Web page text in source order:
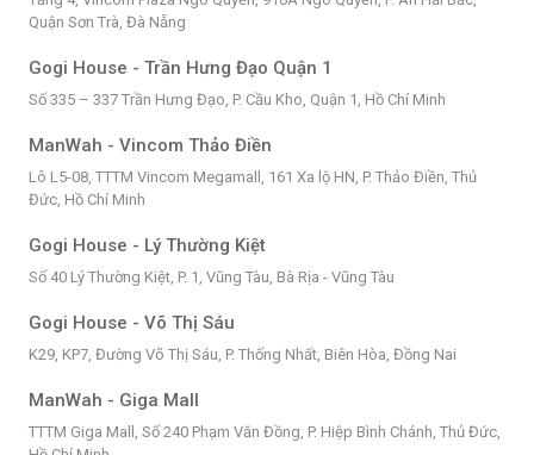
Quận Sơn Trà, Đà Nẵng
Gogi House - Trần Hưng Đạo Quận 1
Số 335 – 337 Trần Hưng Đạo, P. Cầu Kho, Quận 1, Hồ Chí Minh
ManWah - Vincom Thảo Điền
Lô L5-08, TTTM Vincom Megamall, 161 Xa lộ HN, P. Thảo Điền, Thủ
Đức, Hồ Chí Minh
Gogi House - Lý Thường Kiệt
Số 40 Lý Thường Kiệt, P. 1, Vũng Tàu, Bà Rịa - Vũng Tàu
Gogi House - Võ Thị Sáu
K29, KP7, Đường Võ Thị Sáu, P. Thống Nhất, Biên Hòa, Đồng Nai
ManWah - Giga Mall
TTTM Giga Mall, Số 240 Phạm Văn Đồng, P. Hiệp Bình Chánh, Thủ Đức,